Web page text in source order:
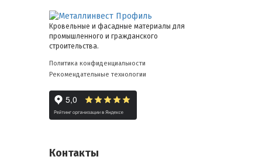
Кровельные и фасадные материалы для
промышленного и гражданского
строительства.
Политика конфиденциальности
Рекомендательные технологии
Контакты